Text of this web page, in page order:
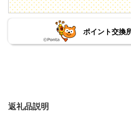
ポイント交換
返礼品説明